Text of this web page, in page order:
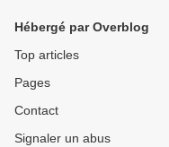
Hébergé par Overblog
Top articles
Pages
Contact
Signaler un abus